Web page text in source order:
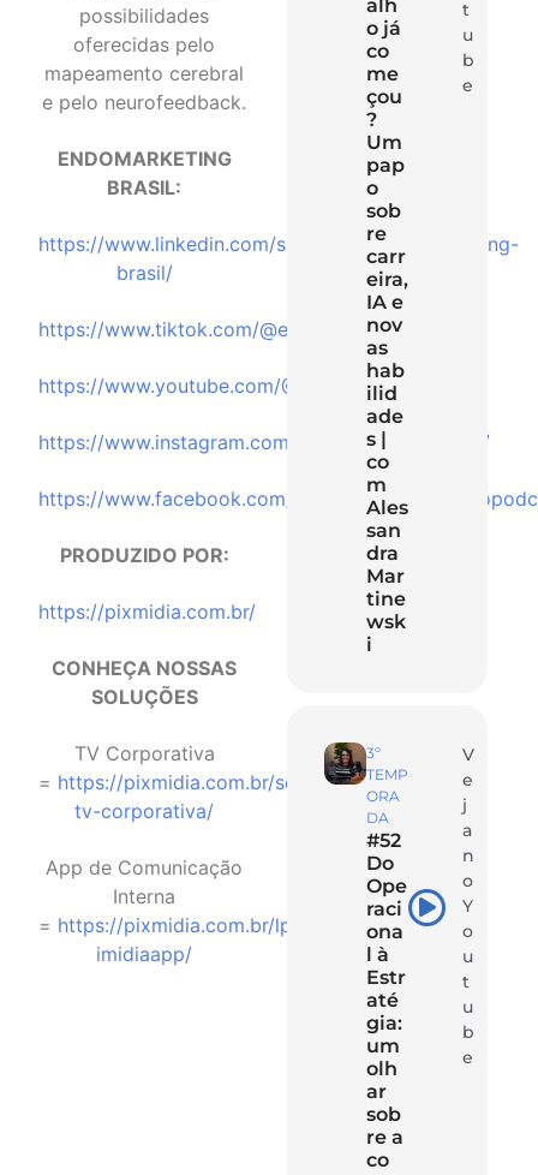
possibilidades
oferecidas pelo
mapeamento cerebral
e pelo neurofeedback.
ENDOMARKETING
BRASIL:
⁠https://www.linkedin.com/showcase/endomarketing-
brasil/⁠
⁠https://www.tiktok.com/@endomarketingbrasil⁠
⁠https://www.youtube.com/@EndomarketingBrasil⁠
⁠https://www.instagram.com/endomarketingbrasil/⁠
⁠https://www.facebook.com/
PRODUZIDO POR:
⁠https://pixmidia.com.br/⁠
CONHEÇA NOSSAS
SOLUÇÕES
TV Corporativa
= ⁠https://pixmidia.com.br/solucao-
tv-corporativa/⁠
App de Comunicação
Interna
= ⁠https://pixmidia.com.br/lp-
imidiaapp/⁠
alh
o já
co
me
çou
?
Um
pap
o
sob
re
carr
eira,
IA e
nov
as
hab
ilid
ade
s |
co
m
Ales
san
dra
Mar
tine
wsk
i
t
u
b
e
3º
TEMP
ORA
DA
#52
Do
Ope
raci
ona
l à
Estr
até
gia:
um
olh
ar
sob
re a
co
V
e
j
a
n
o
Y
o
u
t
u
b
e